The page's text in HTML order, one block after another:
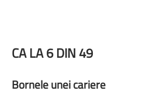
CA LA 6 DIN 49
Bornele unei cariere